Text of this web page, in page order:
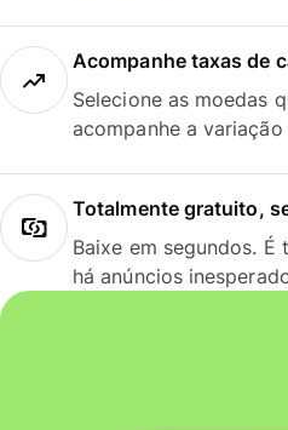
Acompanhe taxas de
Selecione as moedas
acompanhe a
Totalmente gratuito,
Baixe em segundos.
há anúncios